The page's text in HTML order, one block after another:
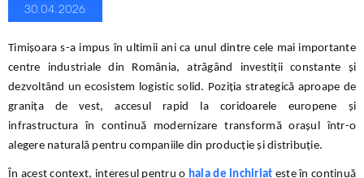
30.04.2026
Timișoara s-a impus în ultimii ani ca unul dintre cele mai importante
centre industriale din România, atrăgând investiții constante și
dezvoltând un ecosistem logistic solid. Poziția strategică aproape de
granița de vest, accesul rapid la coridoarele europene și
infrastructura în continuă modernizare transformă orașul într-o
alegere naturală pentru companiile din producție și distribuție.
În acest context, interesul pentru o hala de inchiriat este în continuă